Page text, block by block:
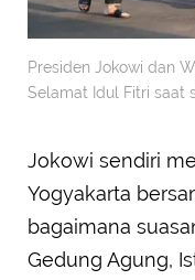
Presiden Jokowi dan
Selamat Idul Fitri saat
Jokowi sendiri
Yogyakarta
bagaimana
Gedung Agung,